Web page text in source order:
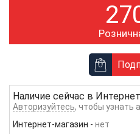
Наличие сейчас в
Авторизуйтесь, чтобы узнать
Интернет-магазин - нет